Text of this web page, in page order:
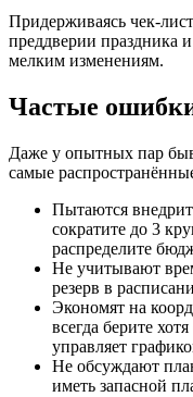
Придерживаясь чек-
преддверии праздника
мелким изменениям.
Частые
Даже у опытных пар
самые
Пытаются
сократите до 3
распределите
Не учитывают
резерв в
Экономят на
всегда берите
управляет
Не обсуждают
иметь запасной